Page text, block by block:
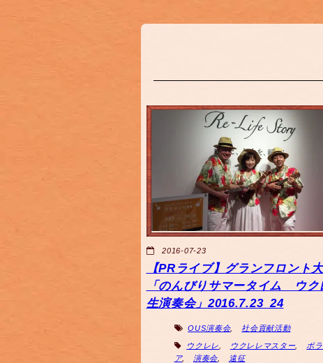
2016-07-23
【PRライブ】グランフロント
「のんびりサマータイム ウク
生演奏会」2016.7.23_24
OUS演奏会, 社会貢献活動
ウクレレ ウクレレマスター,
ボ
ア, 演奏会 遠征